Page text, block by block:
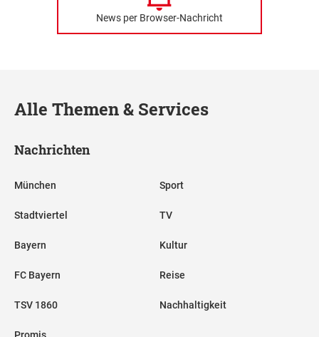
News per Browser-Nachricht
Alle Themen & Services
Nachrichten
München
Stadtviertel
Bayern
FC Bayern
TSV 1860
Promis
Sport
TV
Kultur
Reise
Nachhaltigkeit